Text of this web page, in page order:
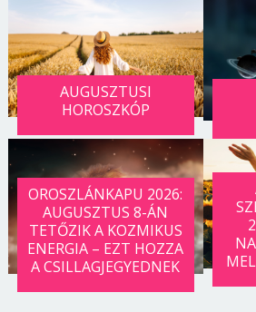
AUGUSZTUSI
HOROSZKÓP
OROSZLÁNKAPU 2026:
AUGUSZTUS 8-ÁN
TETŐZIK A KOZMIKUS
ENERGIA – EZT HOZZA
A CSILLAGJEGYEDNEK